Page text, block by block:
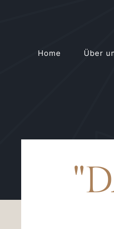
Home Über